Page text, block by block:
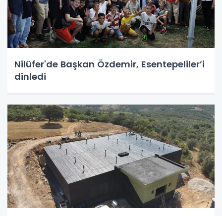
Nilüfer'de Başkan Özdemir, Esentepeliler’i
dinledi